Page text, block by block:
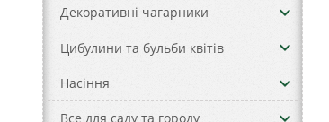
Декоративні чагарники keyboard_arrow_down
Цибулини та бульби квітів keyboard_arrow_down
Насіння keyboard_arrow_down
Все для саду та городу